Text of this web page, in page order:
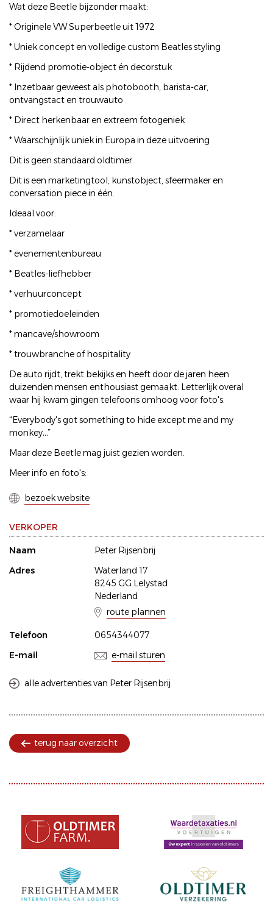
Wat deze Beetle bijzonder maakt:
* Originele VW Superbeetle uit 1972
* Uniek concept en volledige custom Beatles styling
* Rijdend promotie-object én decorstuk
* Inzetbaar geweest als photobooth, barista-car,
ontvangstact en trouwauto
* Direct herkenbaar en extreem fotogeniek
* Waarschijnlijk uniek in Europa in deze uitvoering
Dit is geen standaard oldtimer.
Dit is een marketingtool, kunstobject, sfeermaker en
conversation piece in één.
Ideaal voor:
* verzamelaar
* evenementenbureau
* Beatles-liefhebber
* verhuurconcept
* promotiedoeleinden
* mancave/showroom
* trouwbranche of hospitality
De auto rijdt, trekt bekijks en heeft door de jaren heen
duizenden mensen enthousiast gemaakt. Letterlijk overal
waar hij kwam gingen telefoons omhoog voor foto's.
“Everybody's got something to hide except me and my
monkey…”
Maar deze Beetle mag juist gezien worden.
Meer info en foto's:
bezoek website
VERKOPER
Naam
Peter Rijsenbrij
Adres
Waterland 17
8245 GG Lelystad
Nederland
route plannen
Telefoon
0654344077
E-mail
e-mail sturen
alle advertenties van Peter Rijsenbrij
terug naar overzicht